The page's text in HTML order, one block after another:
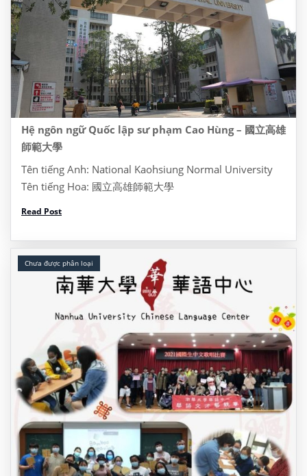
Hệ ngôn ngữ Quốc lập sư phạm Cao Hùng – 國立高雄
師範大學
Tên tiếng Anh: National Kaohsiung Normal University
Tên tiếng Hoa: 國立高雄師範大學
No.116, Heping 1st Rd., Lingya Dist., Kaohsiung City
802, Taiwan, Đài Loan 622 Tel: (07) 7172930 I/ Thông
tin khóa […]
Read Post
Chưa được phân loại